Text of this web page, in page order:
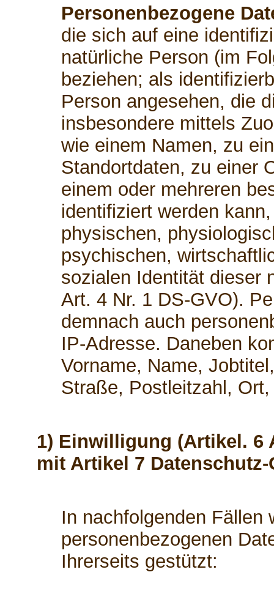
Personenbezogene
die sich auf eine
natürliche Person (im
beziehen; als
Person angesehen, die
insbesondere mittels
wie einem Namen, zu
Standortdaten, zu einer
einem oder mehreren
identifiziert werden
physischen,
psychischen,
sozialen Identität dieser
Art. 4 Nr. 1 DS-GVO).
demnach auch
IP-Adresse. Daneben
Vorname, Name,
Straße, Postleitzahl,
1) Einwilligung (Artikel. 6
mit Artikel 7 Datenschutz-
In nachfolgenden Fällen
personenbezogenen
Ihrerseits gestützt: